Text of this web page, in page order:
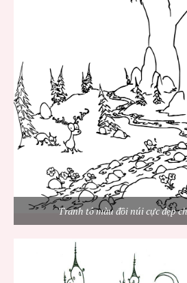
Tranh tô màu đồi núi cực đẹp